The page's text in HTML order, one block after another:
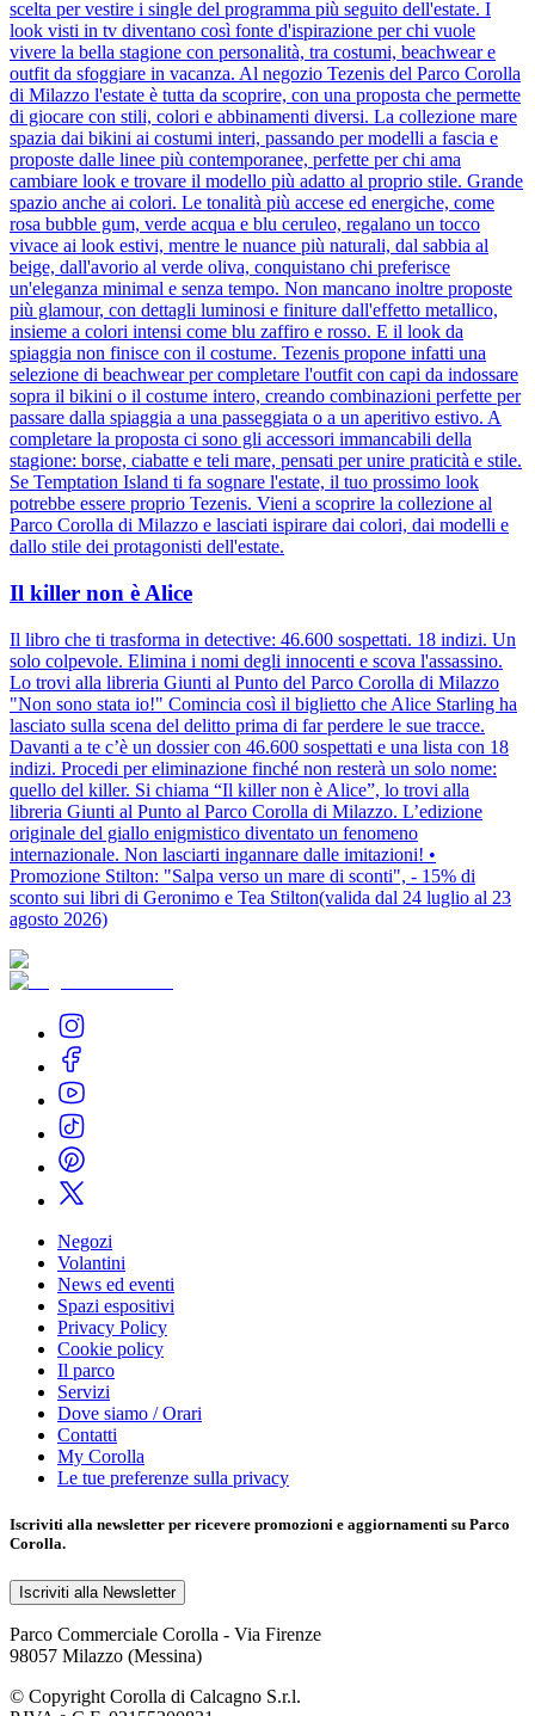
scelta per vestire i single del programma più seguito dell'estate. I
look visti in tv diventano così fonte d'ispirazione per chi vuole
vivere la bella stagione con personalità, tra costumi, beachwear e
outfit da sfoggiare in vacanza. Al negozio Tezenis del Parco Corolla
di Milazzo l'estate è tutta da scoprire, con una proposta che permette
di giocare con stili, colori e abbinamenti diversi. La collezione mare
spazia dai bikini ai costumi interi, passando per modelli a fascia e
proposte dalle linee più contemporanee, perfette per chi ama
cambiare look e trovare il modello più adatto al proprio stile. Grande
spazio anche ai colori. Le tonalità più accese ed energiche, come
rosa bubble gum, verde acqua e blu ceruleo, regalano un tocco
vivace ai look estivi, mentre le nuance più naturali, dal sabbia al
beige, dall'avorio al verde oliva, conquistano chi preferisce
un'eleganza minimal e senza tempo. Non mancano inoltre proposte
più glamour, con dettagli luminosi e finiture dall'effetto metallico,
insieme a colori intensi come blu zaffiro e rosso. E il look da
spiaggia non finisce con il costume. Tezenis propone infatti una
selezione di beachwear per completare l'outfit con capi da indossare
sopra il bikini o il costume intero, creando combinazioni perfette per
passare dalla spiaggia a una passeggiata o a un aperitivo estivo. A
completare la proposta ci sono gli accessori immancabili della
stagione: borse, ciabatte e teli mare, pensati per unire praticità e stile.
Se Temptation Island ti fa sognare l'estate, il tuo prossimo look
potrebbe essere proprio Tezenis. Vieni a scoprire la collezione al
Parco Corolla di Milazzo e lasciati ispirare dai colori, dai modelli e
dallo stile dei protagonisti dell'estate.
Il killer non è Alice
Il libro che ti trasforma in detective: 46.600 sospettati. 18 indizi. Un
solo colpevole. Elimina i nomi degli innocenti e scova l'assassino.
Lo trovi alla libreria Giunti al Punto del Parco Corolla di Milazzo
"Non sono stata io!" Comincia così il biglietto che Alice Starling ha
lasciato sulla scena del delitto prima di far perdere le sue tracce.
Davanti a te c’è un dossier con 46.600 sospettati e una lista con 18
indizi. Procedi per eliminazione finché non resterà un solo nome:
quello del killer. Si chiama “Il killer non è Alice”, lo trovi alla
libreria Giunti al Punto al Parco Corolla di Milazzo. L’edizione
originale del giallo enigmistico diventato un fenomeno
internazionale. Non lasciarti ingannare dalle imitazioni! •
Promozione Stilton: "Salpa verso un mare di sconti", - 15% di
sconto sui libri di Geronimo e Tea Stilton(valida dal 24 luglio al 23
agosto 2026)
Negozi
Volantini
News ed eventi
Spazi espositivi
Privacy Policy
Cookie policy
Il parco
Servizi
Dove siamo / Orari
Contatti
My Corolla
Le tue preferenze sulla privacy
Iscriviti alla newsletter per ricevere promozioni e aggiornamenti su Parco
Corolla.
Iscriviti alla Newsletter
Parco Commerciale Corolla - Via Firenze
98057 Milazzo (Messina)
© Copyright Corolla di Calcagno S.r.l.